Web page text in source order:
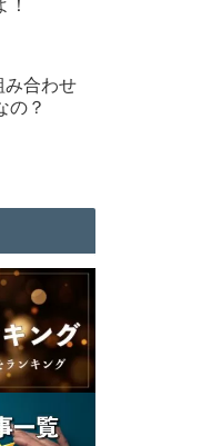
！
み合わせ
の？